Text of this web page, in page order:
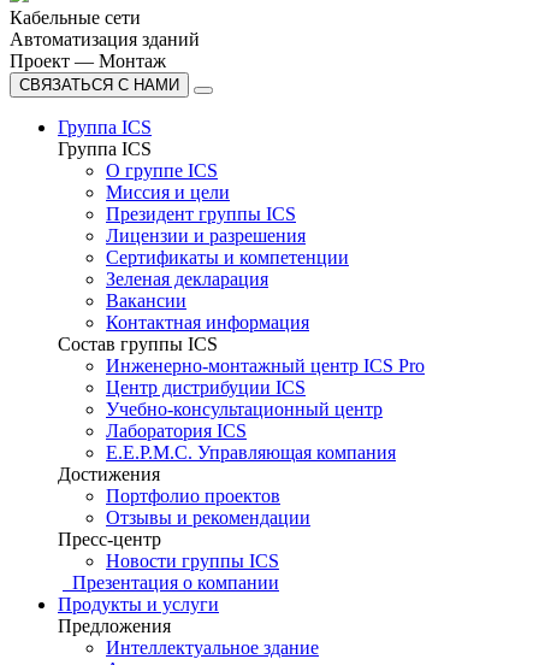
Кабельные сети
Автоматизация зданий
Проект — Монтаж
СВЯЗАТЬСЯ С НАМИ
Группа ICS
Группа ICS
О группе ICS
Миссия и цели
Президент группы ICS
Лицензии и разрешения
Сертификаты и компетенции
Зеленая декларация
Вакансии
Контактная информация
Состав группы ICS
Инженерно-монтажный центр ICS Pro
Центр дистрибуции ICS
Учебно-консультационный центр
Лаборатория ICS
E.E.P.M.C. Управляющая компания
Достижения
Портфолио проектов
Отзывы и рекомендации
Пресс-центр
Новости группы ICS
Презентация о компании
Продукты и услуги
Предложения
Интеллектуальное здание